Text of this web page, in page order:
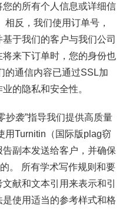
的所有个人信息或详细信
反，我们使用订单号，
于我们的客户与我们公司
来下订单时，您的身份也
的通信内容已通过SSL加
的隐私和安全性。
抄袭”指导我们提供高质量
用Turnitin（国际版plag窃
副本发送给客户，并确保
。 所有学术写作规则和要
献和文本引用来表示和引
使用适当的参考样式和格